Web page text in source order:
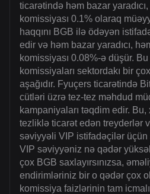
ticarətində həm bazar yaradıcı,
komissiyası 0.1% olaraq
haqqını BGB ilə ödəyən
edir və həm bazar yaradıcı,
komissiyası 0.08%-ə düşür.
komissiyaları sektordakı bir
aşağıdır. Fyuçers ticarətində
cütləri üzrə tez-tez məhdud
kampaniyaları təqdim edir.
tezliklə ticarət edən treyderlər
səviyyəli VIP istifadəçilər
VIP səviyyəniz nə qədər
çox BGB saxlayırsınızsa,
endirimləriniz bir o qədər çox
komissiya faizlərinin tam